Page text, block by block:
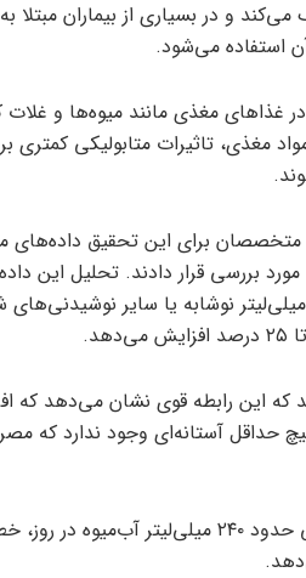
استفاده می‌شود.
غذاهای مغذی مانند میوه‌ها و غلات
مغذی، تاثیرات متابولیکی کمتری
متخصصان برای این تحقیق داده‌های
مورد بررسی قرار دادند. تحلیل این
وعده اضافی حدود ۳۵۵ میلی‌لیتر نوشابه یا سایر
که این رابطه قوی نشان می‌دهد که
حداقل آستانه‌ای وجود ندارد که
علاوه بر این، هر وعده اضافی حدود ۲۴۰